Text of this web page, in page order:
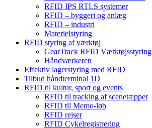
RFID IPS RTLS systemer
RFID – byggeri og anlæg
RFID – industri
Materielstyring
RFID styring af værktøj
GearTrack RFID Værktøjsstyring
Håndværkeren
Effektiv lagerstyring med RFID
Tilbud håndterminal 1D
RFID til kultur, sport og events
RFID til tracking af scenetæpper
RFID til Memo-løb
RFID rejser
RFID Cykelregistrering